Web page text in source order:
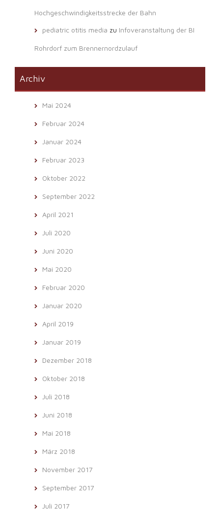
Hochgeschwindigkeitsstrecke der Bahn
pediatric otitis media zu Infoveranstaltung der BI
Rohrdorf zum Brennernordzulauf
Archiv
Mai 2024
Februar 2024
Januar 2024
Februar 2023
Oktober 2022
September 2022
April 2021
Juli 2020
Juni 2020
Mai 2020
Februar 2020
Januar 2020
April 2019
Januar 2019
Dezember 2018
Oktober 2018
Juli 2018
Juni 2018
Mai 2018
März 2018
November 2017
September 2017
Juli 2017